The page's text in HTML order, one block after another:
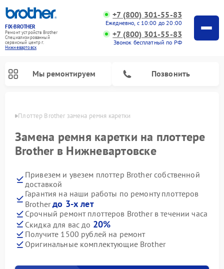
FIX-BROTHER
Ремонт устройств Brother
Специализированный
cервисный центр г.
Нижневартовск
+7 (800) 301-55-83
Ежедневно, с 10:00 до 20:00
+7 (800) 301-55-83
Звонок бесплатный по РФ
Мы ремонтируем Позвонить
Плоттер Brother замена ремня каретки
Замена ремня каретки на плоттере
Brother в Нижневартовске
Привезем и увезем плоттер Brother собственной
доставкой
Гарантия на наши работы по ремонту плоттеров
Brotherдо 3-х лет
Срочный ремонт плоттеров Brother в течении часа
Скидка для вас до 20%
Получите 1500 рублей на ремонт
Оригинальные комплектующие Brother